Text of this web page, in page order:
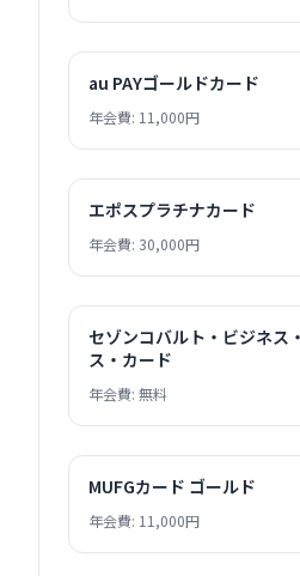
au PAYゴールドカード
年会費: 11,000円
エポスプラチナカード
年会費: 30,000円
セゾンコバルト・ビジネス
ス・カード
年会費: 無料
MUFGカード ゴールド
年会費: 11,000円